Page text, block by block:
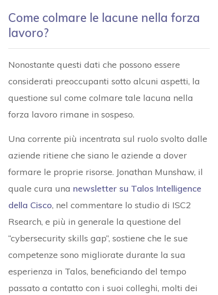
Come colmare le lacune nella forza
lavoro?
Nonostante questi dati che possono essere
considerati preoccupanti sotto alcuni aspetti, la
questione sul come colmare tale lacuna nella
forza lavoro rimane in sospeso.
Una corrente più incentrata sul ruolo svolto dalle
aziende ritiene che siano le aziende a dover
formare le proprie risorse. Jonathan Munshaw, il
quale cura una newsletter su Talos Intelligence
della Cisco, nel commentare lo studio di ISC2
Rsearch, e più in generale la questione del
“cybersecurity skills gap”, sostiene che le sue
competenze sono migliorate durante la sua
esperienza in Talos, beneficiando del tempo
passato a contatto con i suoi colleghi, molti dei